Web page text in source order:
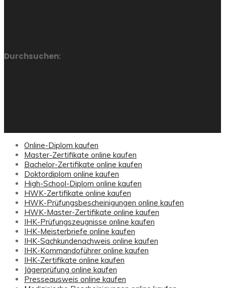
Durchsuchen:
Online-Diplom kaufen
Master-Zertifikate online kaufen
Bachelor-Zertifikate online kaufen
Doktordiplom online kaufen
High-School-Diplom online kaufen
HWK-Zertifikate online kaufen
HWK-Prüfungsbescheinigungen online kaufen
HWK-Master-Zertifikate online kaufen
IHK-Prüfungszeugnisse online kaufen
IHK-Meisterbriefe online kaufen
IHK-Sachkundenachweis online kaufen
IHK-Kommandoführer online kaufen
IHK-Zertifikate online kaufen
Jägerprüfung online kaufen
Presseausweis online kaufen